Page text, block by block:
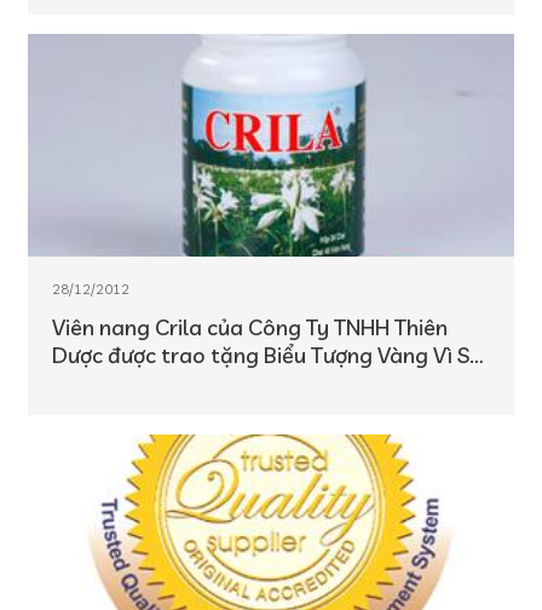
28/12/2012
Viên nang Crila của Công Ty TNHH Thiên
Dược được trao tặng Biểu Tượng Vàng Vì Sự